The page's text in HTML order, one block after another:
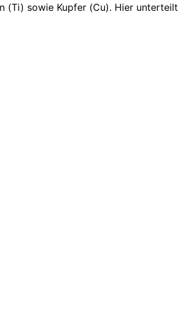
(Ti) sowie Kupfer (Cu). Hier unterteilt